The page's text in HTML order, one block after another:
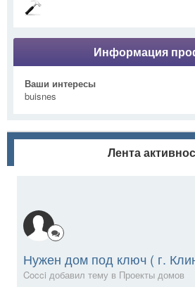
Информация
Ваши интересы
buisnes
Лента
Нужен дом под ключ ( г.
Cocci добавил тему в Проекты домов